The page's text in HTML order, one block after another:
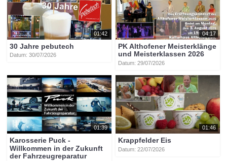
weihnachtswelt
stadtpark kulinarik live-acts
musikschule
weihnachten
advent
01:42
30 Jahre pebutech
Datum: 30/07/2026
04:17
PK Althofener Meisterklänge
und Meisterklassen 2026
Datum: 29/07/2026
01:39
Karosserie Puck -
Willkommen in der Zukunft
der Fahrzeugreparatur
01:46
Krappfelder Eis
Datum: 22/07/2026